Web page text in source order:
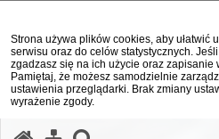
Strona używa plików cookies, aby ułatwić
serwisu oraz do celów statystycznych.
zgadzasz się na ich użycie oraz zapisanie
Pamiętaj, że możesz samodzielnie
ustawienia przeglądarki. Brak zmiany
wyrażenie zgody.